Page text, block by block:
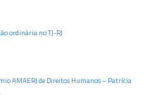
ordinária no TJ-RJ
AMAERJ de Direitos Humanos – Patrícia